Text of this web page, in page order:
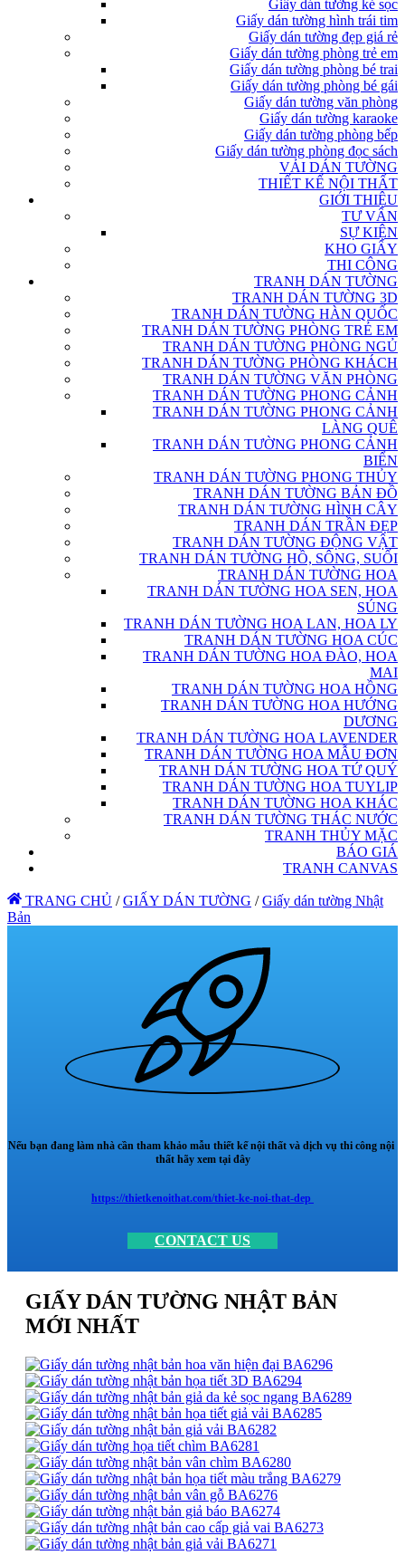
Giấy dán tường kẻ sọc
Giấy dán tường hình trái tim
Giấy dán tường đẹp giá rẻ
Giấy dán tường phòng trẻ em
Giấy dán tường phòng bé trai
Giấy dán tường phòng bé gái
Giấy dán tường văn phòng
Giấy dán tường karaoke
Giấy dán tường phòng bếp
Giấy dán tường phòng đọc sách
VẢI DÁN TƯỜNG
THIẾT KẾ NỘI THẤT
GIỚI THIỆU
TƯ VẤN
SỰ KIỆN
KHO GIẤY
THI CÔNG
TRANH DÁN TƯỜNG
TRANH DÁN TƯỜNG 3D
TRANH DÁN TƯỜNG HÀN QUỐC
TRANH DÁN TƯỜNG PHÒNG TRẺ EM
TRANH DÁN TƯỜNG PHÒNG NGỦ
TRANH DÁN TƯỜNG PHÒNG KHÁCH
TRANH DÁN TƯỜNG VĂN PHÒNG
TRANH DÁN TƯỜNG PHONG CẢNH
TRANH DÁN TƯỜNG PHONG CẢNH
LÀNG QUÊ
TRANH DÁN TƯỜNG PHONG CẢNH
BIỂN
TRANH DÁN TƯỜNG PHONG THỦY
TRANH DÁN TƯỜNG BẢN ĐỒ
TRANH DÁN TƯỜNG HÌNH CÂY
TRANH DÁN TRẦN ĐẸP
TRANH DÁN TƯỜNG ĐỘNG VẬT
TRANH DÁN TƯỜNG HỒ, SÔNG, SUỐI
TRANH DÁN TƯỜNG HOA
TRANH DÁN TƯỜNG HOA SEN, HOA
SÚNG
TRANH DÁN TƯỜNG HOA LAN, HOA LY
TRANH DÁN TƯỜNG HOA CÚC
TRANH DÁN TƯỜNG HOA ĐÀO, HOA
MAI
TRANH DÁN TƯỜNG HOA HỒNG
TRANH DÁN TƯỜNG HOA HƯỚNG
DƯƠNG
TRANH DÁN TƯỜNG HOA LAVENDER
TRANH DÁN TƯỜNG HOA MẪU ĐƠN
TRANH DÁN TƯỜNG HOA TỨ QUÝ
TRANH DÁN TƯỜNG HOA TUYLIP
TRANH DÁN TƯỜNG HOA KHÁC
TRANH DÁN TƯỜNG THÁC NƯỚC
TRANH THỦY MẶC
BÁO GIÁ
TRANH CANVAS
TRANG CHỦ / GIẤY DÁN TƯỜNG / Giấy dán tường Nhật
Bản
Nếu bạn đang làm nhà cần tham khảo mẫu thiết kế nội thất và dịch vụ thi công nội
thất hãy xem tại đây
https://thietkenoithat.com/thiet-ke-noi-that-dep
CONTACT US
GIẤY DÁN TƯỜNG NHẬT BẢN
MỚI NHẤT